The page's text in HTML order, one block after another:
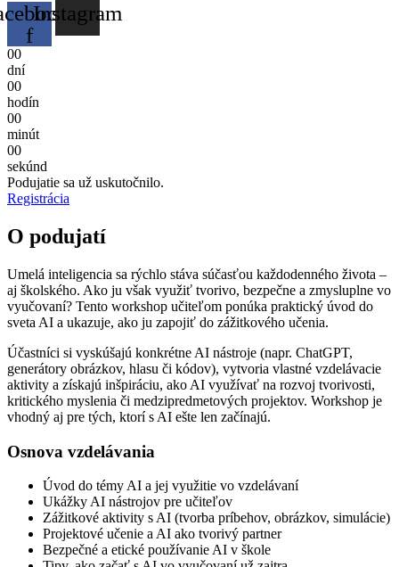
f
Instagram
00
dní
00
hodín
00
minút
00
sekúnd
Podujatie sa už uskutočnilo.
Registrácia
O podujatí
Umelá inteligencia sa rýchlo stáva súčasťou každodenného života –
aj školského. Ako ju však využiť tvorivo, bezpečne a zmysluplne vo
vyučovaní? Tento workshop učiteľom ponúka praktický úvod do
sveta AI a ukazuje, ako ju zapojiť do zážitkového učenia.
Účastníci si vyskúšajú konkrétne AI nástroje (napr. ChatGPT,
generátory obrázkov, hlasu či kódov), vytvoria vlastné vzdelávacie
aktivity a získajú inšpiráciu, ako AI využívať na rozvoj tvorivosti,
kritického myslenia či medzipredmetových projektov. Workshop je
vhodný aj pre tých, ktorí s AI ešte len začínajú.
Osnova vzdelávania
Úvod do témy AI a jej využitie vo vzdelávaní
Ukážky AI nástrojov pre učiteľov
Zážitkové aktivity s AI (tvorba príbehov, obrázkov, simulácie)
Projektové učenie a AI ako tvorivý partner
Bezpečné a etické používanie AI v škole